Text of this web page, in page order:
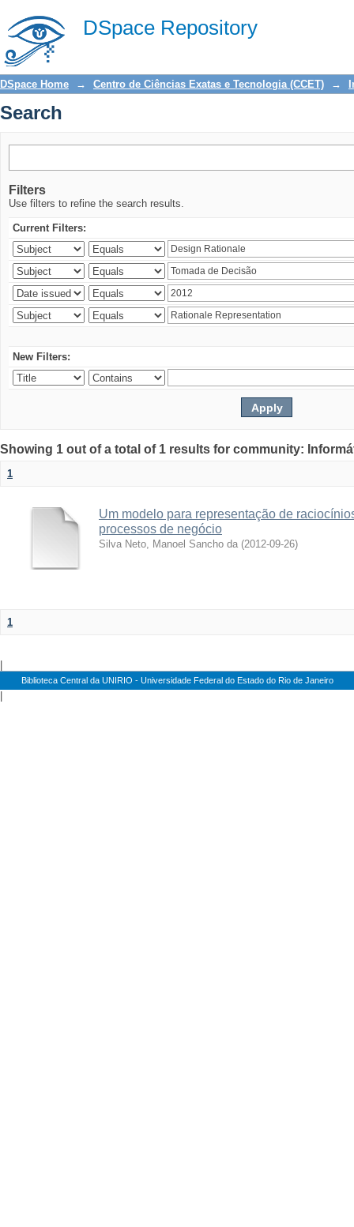
DSpace Repository
Search
DSpace Home → Centro de Ciências Exatas e Tecnologia (CCET) →
Search
Filters
Use filters to refine the search results.
Current Filters:
New Filters:
Showing 1 out of a total of 1 results for community:
1
Um modelo para representação de
processos de negócio
Silva Neto, Manoel Sancho da (2012-09-26)
1
Biblioteca Central da UNIRIO - Universidade Federal do Estado do Rio de Janeiro